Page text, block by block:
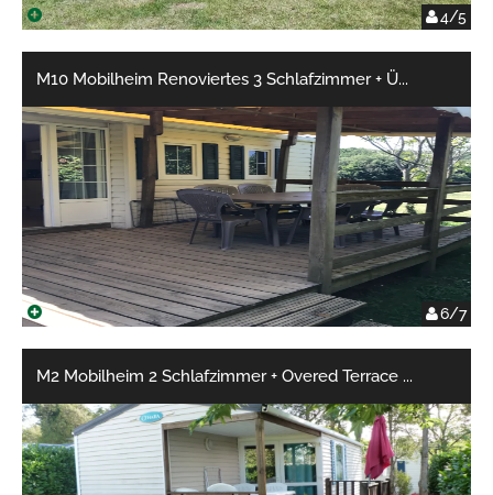
4/5
6/7
M10 Mobilheim Renoviertes 3 Schlafzimmer + Ü...
M2 Mobilheim 2 Schlafzimmer + Overed Terrace ...